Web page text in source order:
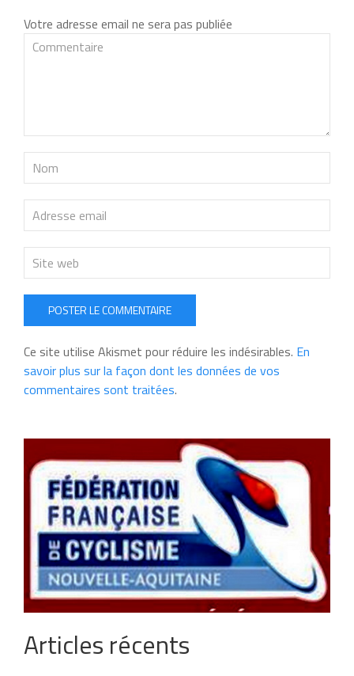
Votre adresse email ne sera pas publiée
POSTER LE COMMENTAIRE
Ce site utilise Akismet pour réduire les indésirables. En
savoir plus sur la façon dont les données de vos
commentaires sont traitées.
Articles récents